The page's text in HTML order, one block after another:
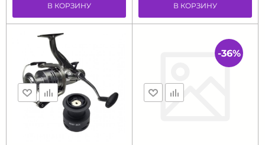
В КОРЗИНУ В КОРЗИНУ
-36%